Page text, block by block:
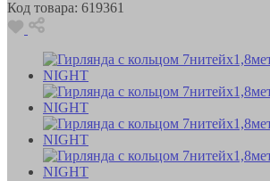
Код товара: 619361